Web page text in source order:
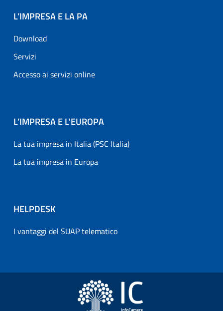
L’IMPRESA E LA PA
Download
Servizi
Accesso ai servizi online
L’IMPRESA E L'EUROPA
La tua impresa in Italia (PSC Italia)
La tua impresa in Europa
HELPDESK
I vantaggi del SUAP telematico